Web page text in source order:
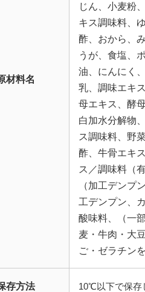
材料名
じん、小麦粉
キス調味料、
酢、おから、
うが、食塩、
油、にんにく
乳、調味エキ
母エキス、酵
白加水分解物
ス調味料、野
酢、牛骨エキ
ス／調味料（
（加工デンプ
工デンプン、
酸味料、（一
麦・牛肉・大
ご・ゼラチンを
存方法 10℃以下で保存